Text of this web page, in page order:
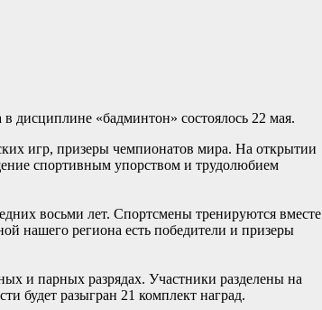
дисциплине «бадминтон» состоялось 22 мая.
игр, призеры чемпионатов мира. На открытии
спортивным упорством и трудолюбием
восьми лет. Спортсмены тренируются вместе
нашего региона есть победители и призеры
и парных разрядах. Участники разделены на
будет разыгран 21 комплект наград.